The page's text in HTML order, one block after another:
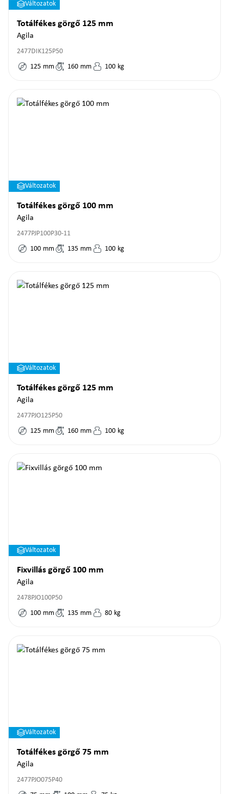
Változatok
Totálfékes görgő 125 mm
Agila
2477DIK125P50
125 mm 160 mm 100 kg
Változatok
Totálfékes görgő 100 mm
Agila
2477PJP100P30-11
100 mm 135 mm 100 kg
Változatok
Totálfékes görgő 125 mm
Agila
2477PJO125P50
125 mm 160 mm 100 kg
Változatok
Fixvillás görgő 100 mm
Agila
2478PJO100P50
100 mm 135 mm 80 kg
Változatok
Totálfékes görgő 75 mm
Agila
2477PJO075P40